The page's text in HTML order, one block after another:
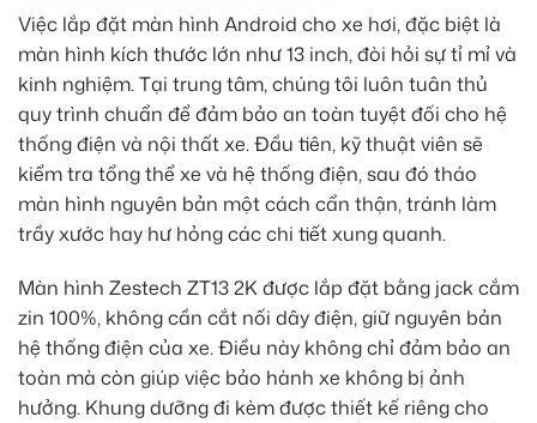
Việc lắp đặt màn hình Android cho xe hơi, đặc biệt là
màn hình kích thước lớn như 13 inch, đòi hỏi sự tỉ mỉ và
kinh nghiệm. Tại trung tâm, chúng tôi luôn tuân thủ
quy trình chuẩn để đảm bảo an toàn tuyệt đối cho hệ
thống điện và nội thất xe. Đầu tiên, kỹ thuật viên sẽ
kiểm tra tổng thể xe và hệ thống điện, sau đó tháo
màn hình nguyên bản một cách cẩn thận, tránh làm
trầy xước hay hư hỏng các chi tiết xung quanh.
Màn hình Zestech ZT13 2K được lắp đặt bằng jack cắm
zin 100%, không cần cắt nối dây điện, giữ nguyên bản
hệ thống điện của xe. Điều này không chỉ đảm bảo an
toàn mà còn giúp việc bảo hành xe không bị ảnh
hưởng. Khung dưỡng đi kèm được thiết kế riêng cho